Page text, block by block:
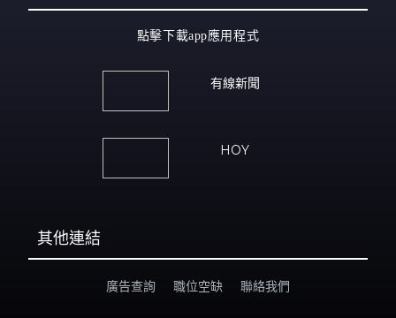
點擊下載app應用程式
有線新聞
HOY
其他連結
廣告查詢 職位空缺 聯絡我們